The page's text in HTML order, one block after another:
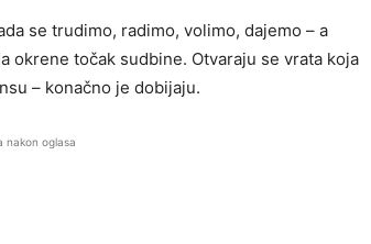
se trudimo, radimo, volimo, dajemo – a
okrene točak sudbine. Otvaraju se vrata koja
– konačno je dobijaju.
nakon oglasa